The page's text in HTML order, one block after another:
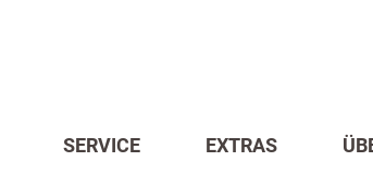
SERVICE EXTRAS